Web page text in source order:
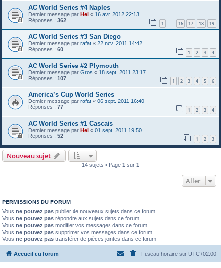
AC World Series #4 Naples
Dernier message par Hel « 16 avr. 2012 22:13
Réponses : 362 1 … 16 17 18 19
AC World Series #3 San Diego
Dernier message par rafat « 22 nov. 2011 14:42
Réponses : 60 1 2 3 4
AC World Series #2 Plymouth
Dernier message par Gros « 18 sept. 2011 23:17
Réponses : 107 1 2 3 4 5 6
America’s Cup World Series
Dernier message par rafat « 06 sept. 2011 16:40
Réponses : 77 1 2 3 4
AC World Series #1 Cascais
Dernier message par Hel « 01 sept. 2011 19:50
Réponses : 52 1 2 3
Nouveau sujet
14 sujets • Page 1 sur 1
Aller
PERMISSIONS DU FORUM
Vous ne pouvez pas publier de nouveaux sujets dans ce forum
Vous ne pouvez pas répondre aux sujets dans ce forum
Vous ne pouvez pas modifier vos messages dans ce forum
Vous ne pouvez pas supprimer vos messages dans ce forum
Vous ne pouvez pas transférer de pièces jointes dans ce forum
Accueil du forum Fuseau horaire sur UTC+02:00